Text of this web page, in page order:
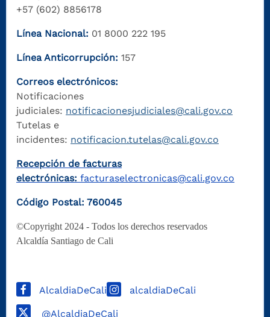
+57 (602) 8856178
Línea Nacional: 01 8000 222 195
Línea Anticorrupción: 157
Correos electrónicos:
Notificaciones
judiciales: notificacionesjudiciales@cali.gov.co
Tutelas e
incidentes: notificacion.tutelas@cali.gov.co
Recepción de facturas
electrónicas: facturaselectronicas@cali.gov.co
Código Postal: 760045
©Copyright 2024 - Todos los derechos reservados
Alcaldía Santiago de Cali
AlcaldiaDeCali alcaldiaDeCali
@AlcaldiaDeCali